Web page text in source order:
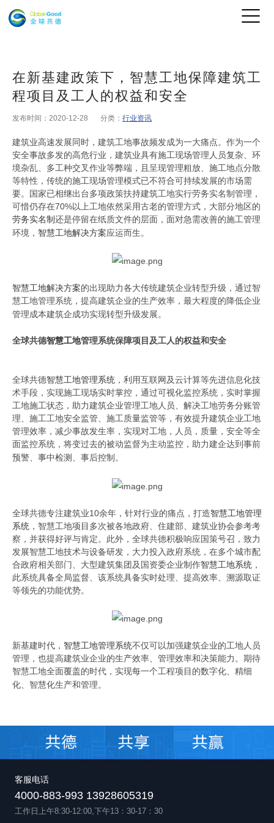
在新基建政策下，智慧工地保障建筑工
程项目及工人的权益和安全
发布时间：2020-12-28 分类： 行业资讯
建筑业高速发展同时，建筑工地事故频发成为一大痛点。作为一个
安全事故多发的高危行业，建筑业具有施工现场管理人员复杂、环
境杂乱、多工种交叉作业等弊端，且呈现管理粗放、施工地点分散
等特性，传统的施工现场管理模式已不符合可持续发展的市场需
要。国家已相继出台多项政策扶持建筑工地实行劳务实名制管理，
可惜仍存在70%以上工地依然采用古老的管理方式，大部分地区的
劳务实名制还是停留在纸质文件的层面，面对急需改善的施工管理
环境， 智慧工地解决方案应运而生。
智慧工地解决方案的出现助力各大传统建筑企业转型升级，通过智
慧工地管理系统，提高建筑企业的生产效率，最大程度的降低企业
管理成本建筑企成功实现转型升级发展。
全球共德智慧工地管理系统保障项目及工人的权益和安全
全球共德智慧工地管理系统 ，利用互联网及云计算等先进信息化技
术手段，实现施工现场实时掌控，通过可视化监控系统，实时掌握
工地施工状态，助力建筑企业管理工地人员、解决工地劳务分账管
理、施工工地安全监管、施工质量监管等，有效提升建筑企业工地
管理效率，减少事故发生率，实现对工地，人员，质量，安全等全
面监控系统，将变过去的被动监督为主动监控，助力建企达到事前
预警、事中检测、事后控制。
全球共德专注建筑业10余年，针对行业的痛点，打造智慧工地管理
系统 ，智慧工地项目多次被各地政府、住建部、建筑业协会参考考
察，并获得好评与肯定。此外，全球共德积极响应国策号召，致力
发展智慧工地技术与设备研发，大力投入政府系统，在多个城市配
合政府相关部门、大型建筑集团及国资委企业制作智慧工地系统 ，
此系统具备全局监督、该系统具备实时处理、提高效率、溯源取证
等领先的功能优势。
新基建时代， 智慧工地管理系统不仅可以加强建筑企业的工地人员
管理，也提高建筑业企业的生产效率、管理效率和决策能力。期待
智慧工地全面覆盖的时代，实现每一个工程项目的数字化、精细
化、智慧化生产和管理。
客服电话
4000-883-993 13928605319
工作日上午8:30-12:00,下午13：30-17：30